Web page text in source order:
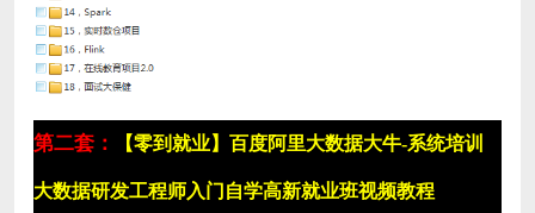
第二套： 【零到就业】百度阿里大数据大牛-系统培训
大数据研发工程师入门自学高新就业班视频教程